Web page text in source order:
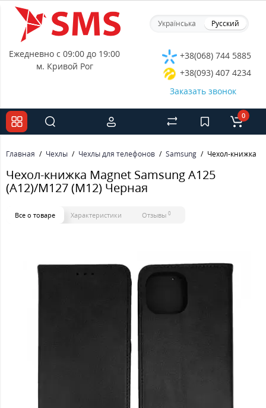
Українська Русский
Ежедневно с 09:00 до 19:00
м. Кривой Рог
+38(068) 744 5885
+38(093) 407 4234
Заказать звонок
0
Главная Чехлы Чехлы для телефонов Samsung Чехол-книжка
Чехол-книжка Magnet Samsung A125
(A12)/M127 (M12) Черная
Все о товаре Характеристики Отзывы 0